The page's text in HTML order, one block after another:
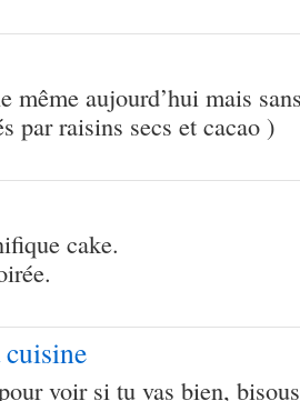
même aujourd’hui mais
par raisins secs et cacao )
cake.
voir si tu vas bien, bisous